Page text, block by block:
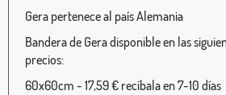
Gera pertenece al país Alemania
Bandera de Gera disponible en las
precios:
60x60cm - 17,59 € recíbala en 7-10 días